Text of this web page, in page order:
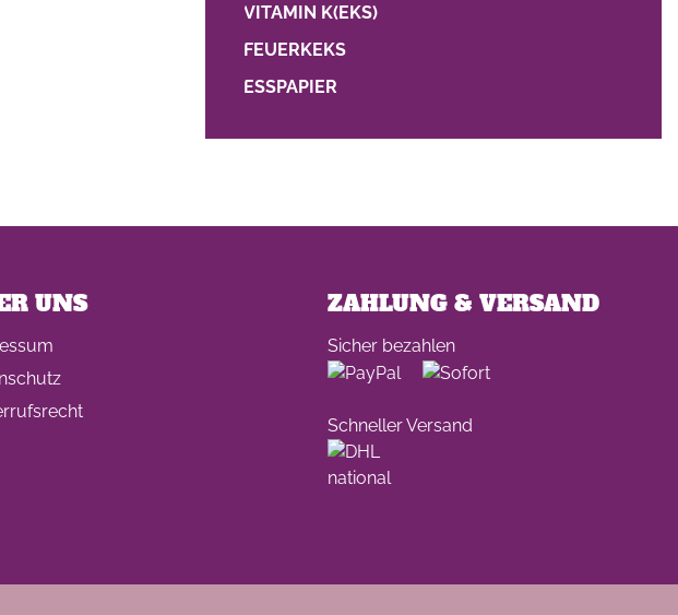
VITAMIN K(EKS)
FEUERKEKS
ESSPAPIER
UNS ZAHLUNG & VERSAND
Sicher bezahlen
Schneller Versand